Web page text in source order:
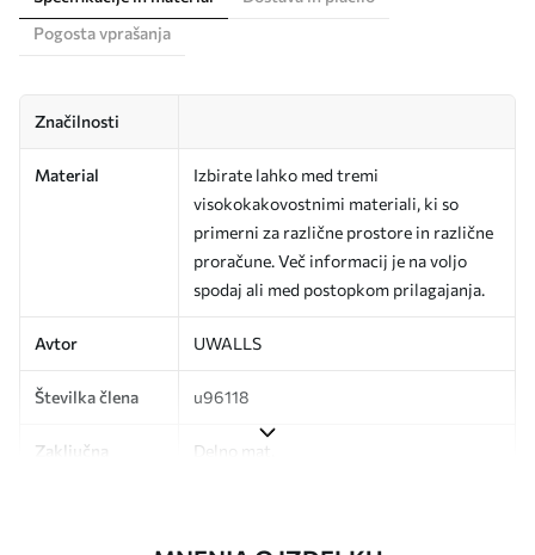
Pogosta vprašanja
Značilnosti
Material
Izbirate lahko med tremi
visokokakovostnimi materiali, ki so
primerni za različne prostore in različne
proračune. Več informacij je na voljo
spodaj ali med postopkom prilagajanja.
Avtor UWALLS
Številka člena u96118
Zaključna
Delno mat.